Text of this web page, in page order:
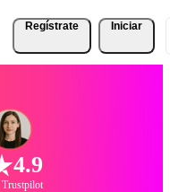
Regístrate Iniciar
4.9